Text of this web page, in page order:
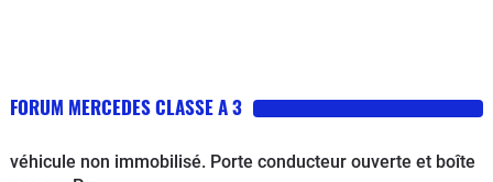
FORUM MERCEDES CLASSE A 3
véhicule non immobilisé. Porte conducteur ouverte et boîte